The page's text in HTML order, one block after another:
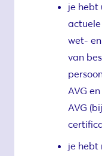
je hebt
wet-
van
AVG
AVG
je hebt